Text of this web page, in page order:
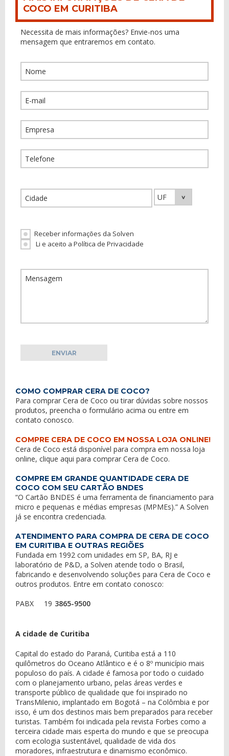
COCO EM CURITIBA
Necessita de mais informações? Envie-nos uma
mensagem que entraremos em contato.
Receber informações da Solven
Li e aceito a Política de Privacidade
COMO COMPRAR CERA DE COCO?
Para comprar Cera de Coco ou tirar dúvidas sobre nossos
produtos, preencha o formulário acima ou entre em
contato conosco.
COMPRE CERA DE COCO EM NOSSA LOJA ONLINE!
Cera de Coco está disponível para compra em nossa loja
online, clique aqui para comprar Cera de Coco.
COMPRE EM GRANDE QUANTIDADE CERA DE
COCO COM SEU CARTÃO BNDES
“O Cartão BNDES é uma ferramenta de financiamento para
micro e pequenas e médias empresas (MPMEs).” A Solven
já se encontra credenciada.
ATENDIMENTO PARA COMPRA DE CERA DE COCO
EM CURITIBA E OUTRAS REGIÕES
Fundada em 1992 com unidades em SP, BA, RJ e
laboratório de P&D, a Solven atende todo o Brasil,
fabricando e desenvolvendo soluções para Cera de Coco e
outros produtos. Entre em contato conosco:
PABX
19 3865-9500
A cidade de Curitiba
Capital do estado do Paraná, Curitiba está a 110
quilômetros do Oceano Atlântico e é o 8º município mais
populoso do país. A cidade é famosa por todo o cuidado
com o planejamento urbano, pelas áreas verdes e
transporte público de qualidade que foi inspirado no
TransMilenio, implantado em Bogotá – na Colômbia e por
isso, é um dos destinos mais bem preparados para receber
turistas. Também foi indicada pela revista Forbes como a
terceira cidade mais esperta do mundo e que se preocupa
com ecologia sustentável, qualidade de vida dos
moradores, infraestrutura e dinamismo econômico.